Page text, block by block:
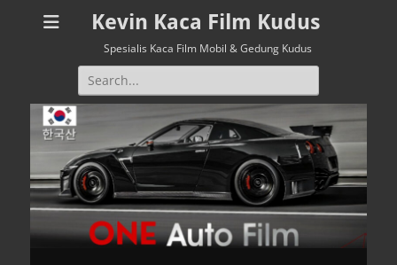
Kevin Kaca Film Kudus
Spesialis Kaca Film Mobil & Gedung Kudus
Search
for: